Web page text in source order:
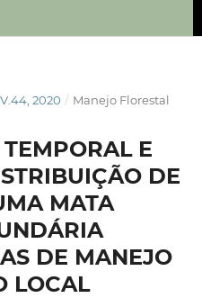
2020 / Manejo Florestal
E
DE
MATA
DE MANEJO
LOCAL